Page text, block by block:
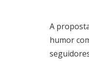
A
humor